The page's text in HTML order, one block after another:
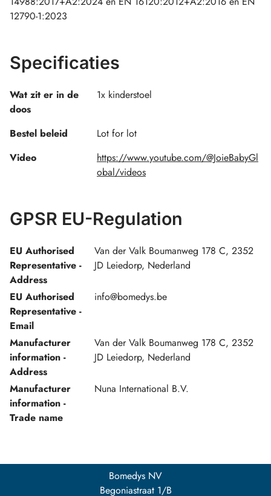
12790-1:2023
Specificaties
Wat zit er in de
doos
1x kinderstoel
Bestel beleid
Lot for lot
Video
https://www.youtube.com/@JoieBabyGl
obal/videos
GPSR EU-Regulation
EU Authorised
Representative -
Address
Van der Valk Boumanweg 178 C, 2352
JD Leiedorp, Nederland
EU Authorised
Representative -
Email
info@bomedys.be
Manufacturer
information -
Address
Van der Valk Boumanweg 178 C, 2352
JD Leiedorp, Nederland
Manufacturer
information -
Trade name
Nuna International B.V.
Bomedys NV
Begoniastraat 1/B